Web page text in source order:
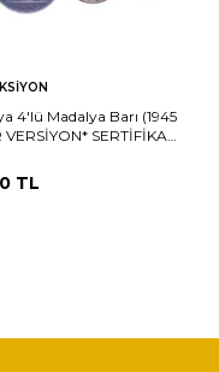
4'lü Madalya Barı (1945
VERSİYON* SERTİFİKALI
TL